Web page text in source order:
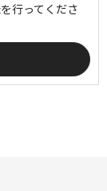
行ってくださ